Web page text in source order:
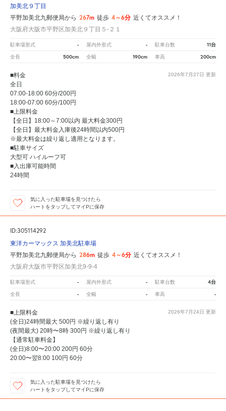
加美北９丁目
平野加美北九郵便局から 267m 徒歩 4～6分 近くてオススメ！
大阪府大阪市平野区加美北９丁目５‐２１
駐車場形式 - 屋内外形式 - 駐車台数 11台
全長 500cm 全幅 190cm 車高 200cm
2026年7月27日 更新
■料金
全日
07:00-18:00 60分/200円
18:00-07:00 60分/100円
■上限料金
【全日】18:00～7:00以内 最大料金300円
【全日】最大料金入庫後24時間以内500円
※最大料金は繰り返し適用となります。
■駐車サイズ
大型可 ハイルーフ可
■入出庫可能時間
24時間
気に入った駐車場を見つけたら
ハートをタップしてマイPに保存
ID:305114292
東洋カーマックス 加美北駐車場
平野加美北九郵便局から 286m 徒歩 4～6分 近くてオススメ！
大阪府大阪市平野区加美北9-9-4
駐車場形式 - 屋内外形式 - 駐車台数 4台
全長 - 全幅 - 車高 -
2026年7月24日 更新
■上限料金
(全日)24時間最大 500円 ※繰り返し有り
(夜間最大) 20時〜8時 300円 ※繰り返し有り
【通常駐車料金】
(全日)8:00〜20:00 200円 60分
20:00〜翌8:00 100円 60分
気に入った駐車場を見つけたら
ハートをタップしてマイPに保存